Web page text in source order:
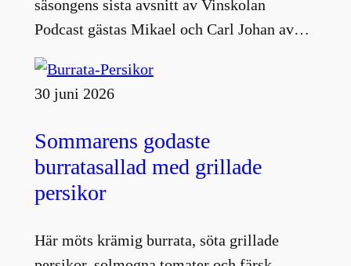
säsongens sista avsnitt av Vinskolan
Podcast gästas Mikael och Carl Johan av…
30 juni 2026
Sommarens godaste
burratasallad med grillade
persikor
Här möts krämig burrata, söta grillade